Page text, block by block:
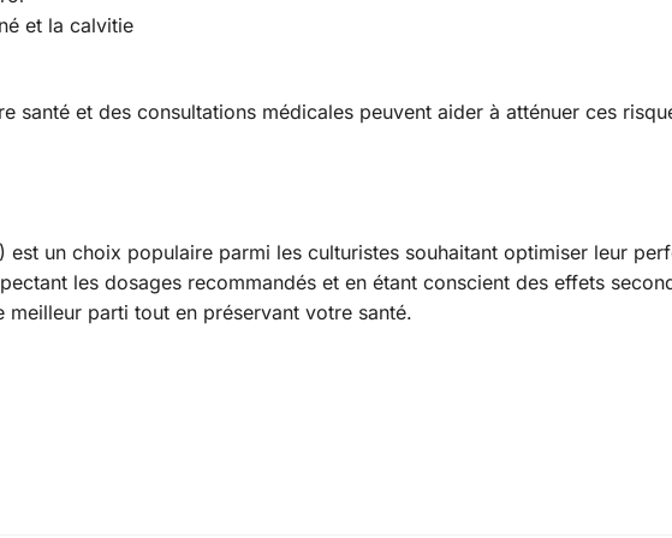
et la calvitie
santé et des consultations médicales peuvent aider à atténuer ces
est un choix populaire parmi les culturistes souhaitant optimiser leur
les dosages recommandés et en étant conscient des effets
parti tout en préservant votre santé.